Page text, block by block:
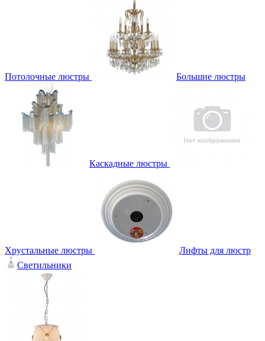
Потолочные люстры Большие люстры
Каскадные люстры
Хрустальные люстры
Лифты для люстр
Светильники